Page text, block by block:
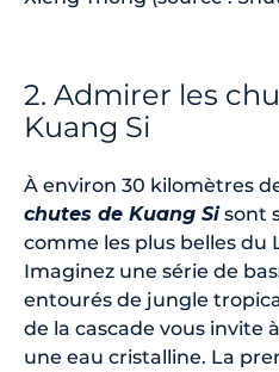
2. Admirer les
Kuang Si
À environ 30 kilomètres
chutes de Kuang Sisont
comme les plus belles du
Imaginez une série de
entourés de jungle
de la cascade vous invite
une eau cristalline. La